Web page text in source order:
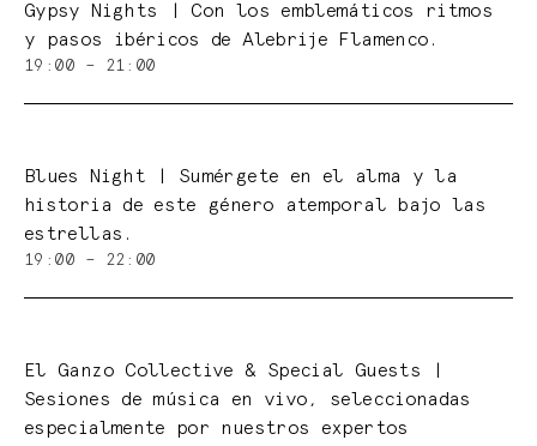
Gypsy Nights | Con los emblemáticos ritmos
y pasos ibéricos de Alebrije Flamenco.
19:00 – 21:00
Blues Night | Sumérgete en el alma y la
historia de este género atemporal bajo las
estrellas.
19:00 – 22:00
El Ganzo Collective & Special Guests |
Sesiones de música en vivo, seleccionadas
especialmente por nuestros expertos